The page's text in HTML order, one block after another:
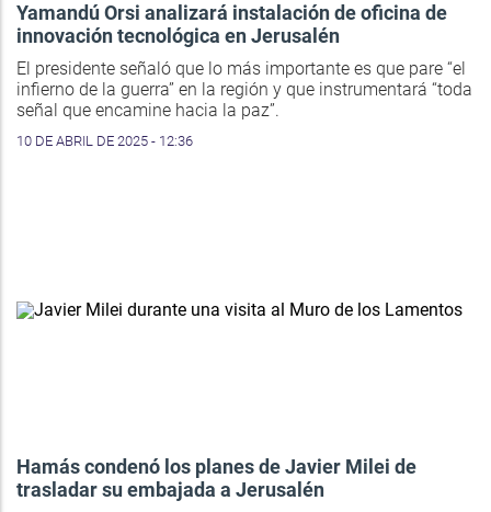
Yamandú Orsi analizará instalación de oficina de
innovación tecnológica en Jerusalén
El presidente señaló que lo más importante es que pare “el
infierno de la guerra” en la región y que instrumentará “toda
señal que encamine hacia la paz”.
10 DE ABRIL DE 2025 - 12:36
Hamás condenó los planes de Javier Milei de
trasladar su embajada a Jerusalén